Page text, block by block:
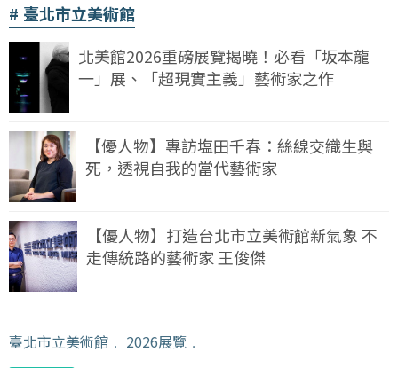
臺北市立美術館
北美館2026重磅展覽揭曉！必看「坂本龍
一」展、「超現實主義」藝術家之作
【優人物】專訪塩田千春：絲線交織生與
死，透視自我的當代藝術家
【優人物】打造台北市立美術館新氣象 不
走傳統路的藝術家 王俊傑
臺北市立美術館 ﹒ 2026展覽 ﹒